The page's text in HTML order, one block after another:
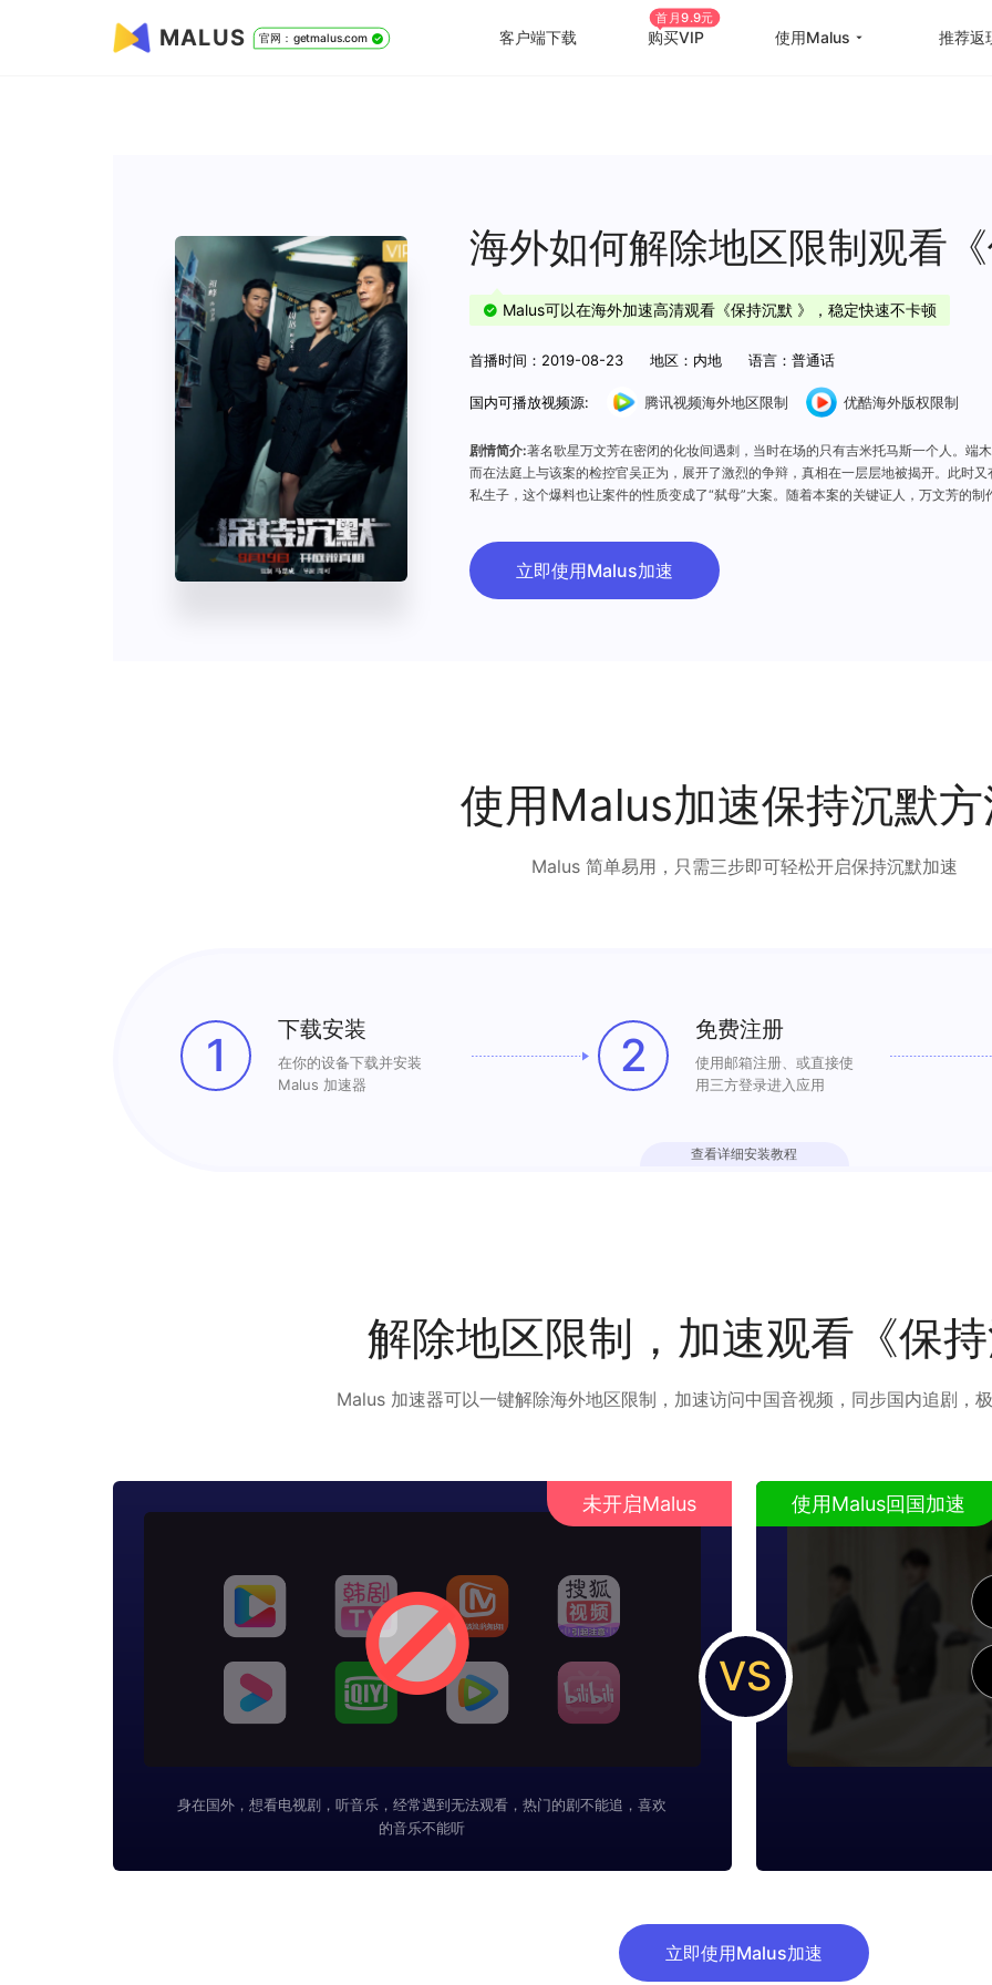
MALUS 官网：getmalus.com 客户端下载 购买VIP
首月9.9元
使用Malus
高级定制
使用帮助
海
推荐返
海外如何解除地区限制观看
Malus可以在海外加速高清观看《保持沉默 》，稳定快速不卡顿
首播时间：2019-08-23 地区：内地 语言：普通话
国内可播放视频源: 腾讯视频海外地区限制 优酷海外版权限制
剧情简介:著名歌星万文芳在密闭的化妆间遇刺，当时在场的只有吉米托马斯一个人。端
而在法庭上与该案的检控官吴正为，展开了激烈的争辩，真相在一层层地被揭开。此时
私生子，这个爆料也让案件的性质变成了“弑母”大案。随着本案的关键证人，万文芳的
立即使用Malus加速
使用Malus加速保持沉默
Malus 简单易用，只需三步即可轻松开启保持沉默加速
1 下载安装
在你的设备下载并安装
Malus 加速器
2 免费注册
使用邮箱注册、或直接使
用三方登录进入应用
查看详细安装教程
解除地区限制，加速观看《保
Malus 加速器可以一键解除海外地区限制，加速访问中国音视频，同步国内追剧，
未开启Malus
身在国外，想看电视剧，听音乐，经常遇到无法观看，热门的剧不能追，喜欢
的音乐不能听
VS
使用Malus回国加速
立即使用Malus加速